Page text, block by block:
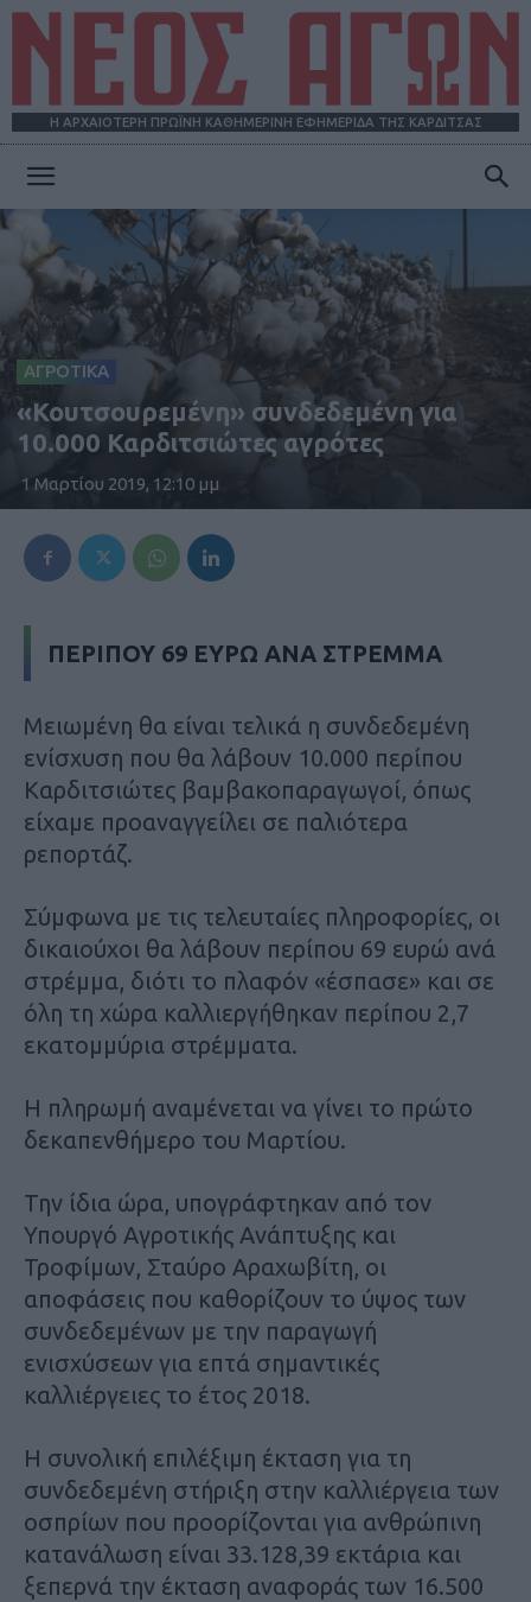
Η ΑΡΧΑΙΟΤΕΡΗ ΠΡΩΪΝΗ ΚΑΘΗΜΕΡΙΝΗ ΕΦΗΜΕΡΙΔΑ ΤΗΣ ΚΑΡΔΙΤΣΑΣ
ΑΓΩΝ
ΑΓΡΟΤΙΚΑ
«Κουτσουρεμένη» συνδεδεμένη για
10.000 Καρδιτσιώτες αγρότες
1 Μαρτίου 2019, 12:10 μμ
ΠΕΡΙΠΟΥ 69 ΕΥΡΩ ΑΝΑ ΣΤΡΕΜΜΑ
Μειωμένη θα είναι τελικά η συνδεδεμένη
ενίσχυση που θα λάβουν 10.000 περίπου
Καρδιτσιώτες βαμβακοπαραγωγοί, όπως
είχαμε προαναγγείλει σε παλιότερα
ρεπορτάζ.
Σύμφωνα με τις τελευταίες πληροφορίες, οι
δικαιούχοι θα λάβουν περίπου 69 ευρώ ανά
στρέμμα, διότι το πλαφόν «έσπασε» και σε
όλη τη χώρα καλλιεργήθηκαν περίπου 2,7
εκατομμύρια στρέμματα.
Η πληρωμή αναμένεται να γίνει το πρώτο
δεκαπενθήμερο του Mαρτίου.
Την ίδια ώρα, υπογράφτηκαν από τον
Υπουργό Αγροτικής Ανάπτυξης και
Τροφίμων, Σταύρο Αραχωβίτη, οι
αποφάσεις που καθορίζουν το ύψος των
συνδεδεμένων με την παραγωγή
ενισχύσεων για επτά σημαντικές
καλλιέργειες το έτος 2018.
Η συνολική επιλέξιμη έκταση για τη
συνδεδεμένη στήριξη στην καλλιέργεια των
οσπρίων που προορίζονται για ανθρώπινη
κατανάλωση είναι 33.128,39 εκτάρια και
ξεπερνά την έκταση αναφοράς των 16.500